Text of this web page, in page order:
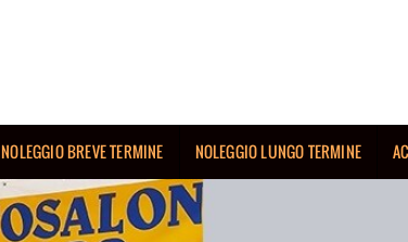
NOLEGGIO BREVE TERMINE NOLEGGIO LUNGO TERMINE